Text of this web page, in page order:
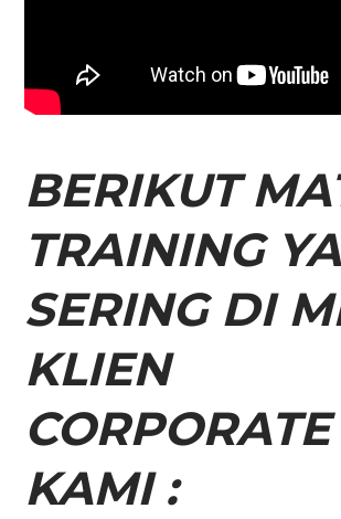
BERIKUT
TRAINING
SERING DI
KLIEN
CORPORATE
KAMI :